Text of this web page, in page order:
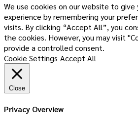
We use cookies on our website to
experience by remembering your
visits. By clicking “Accept All”, you
the cookies. However, you may visit
provide a controlled consent.
Cookie Settings Accept All
Close
Privacy Overview